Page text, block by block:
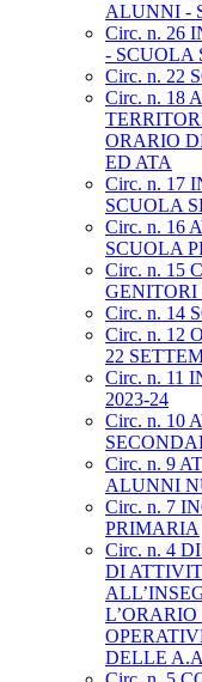
ALUNNI -
Circ. n. 26
- SCUOLA
Circ. n. 22
Circ. n. 18
ORARIO
ED ATA
Circ. n. 17
SCUOLA
Circ. n. 16
SCUOLA
Circ. n. 15
GENITORI
Circ. n. 14
Circ. n. 12
22
Circ. n. 11
2023-24
Circ. n. 10
Circ. n. 9
ALUNNI
Circ. n. 7
PRIMARIA
Circ. n. 4
DI
DELLE